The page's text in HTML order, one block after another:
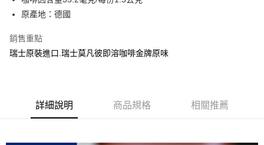
每筆NT$100，滿NT$1,000(含以上)免運費
原產地：德國
銷售重點
瑞士原裝進口.瑞士莫凡彼即溶咖啡金牌原味
詳細說明 商品規格 相關推薦